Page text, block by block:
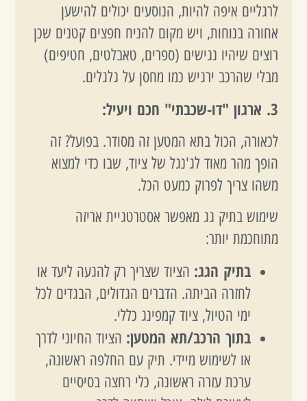
לרגליים איפה להיות, הנוסעים יכולים להישען
אחורה בנוחות, ויש מקום להניח חפצים קטנים שכן
רוצים שיהיו נגישים (ספרים, טאבלטים, חטיפים)
מבלי שהרכב ירגיש כמו מחסן על גלגלים.
3. ארגון "דו-שכבתי" חכם ויעיל:
לכאורה, הכול בתא המטען זה מסודר. בפועל? זה
הופך מהר מאוד לג'נגל של ציוד, שבו כדי למצוא
משהו צריך לפרוק כמעט הכל.
שימוש בתיק גג מאפשר אסטרטגיית אריזה
מתוחכמת יותר:
בתיק הגג: הציוד שצריך רק להגעה ליעד או
לחזרה הביתה. הדברים הגדולים, הבגדים לכל
ימי הטיול, ציוד קמפינג כללי.
בתוך הרכב/תא המטען: הציוד החיוני לדרך
או לשימוש מיידי. תיק עם החלפה ראשונה,
ערכת עזרה ראשונה, כלי רחצה בסיסיים